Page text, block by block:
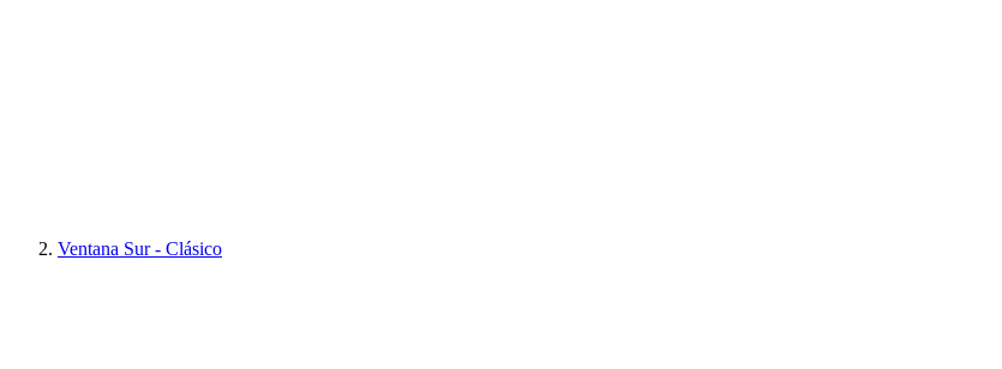
Ventana Sur - Clásico